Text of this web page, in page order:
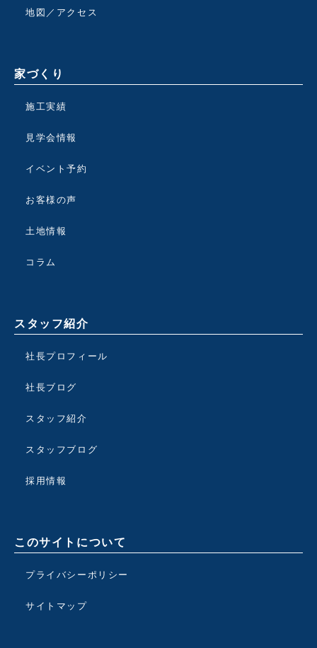
地図／アクセス
家づくり
施工実績
見学会情報
イベント予約
お客様の声
土地情報
コラム
スタッフ紹介
社長プロフィール
社長ブログ
スタッフ紹介
スタッフブログ
採用情報
このサイトについて
プライバシーポリシー
サイトマップ